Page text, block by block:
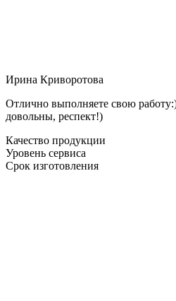
Ирина Криворотова
Отлично выполняете свою
довольны, респект!)
Качество продукции
Уровень сервиса
Срок изготовления